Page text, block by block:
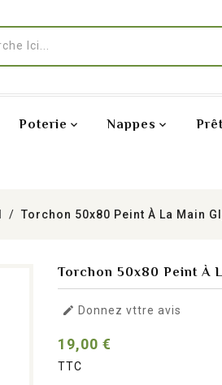
Poterie Nappes
Torchon 50x80 Peint À La Main
Torchon 50x80 Peint À
 Donnez vttre avis
19,00 €
TTC